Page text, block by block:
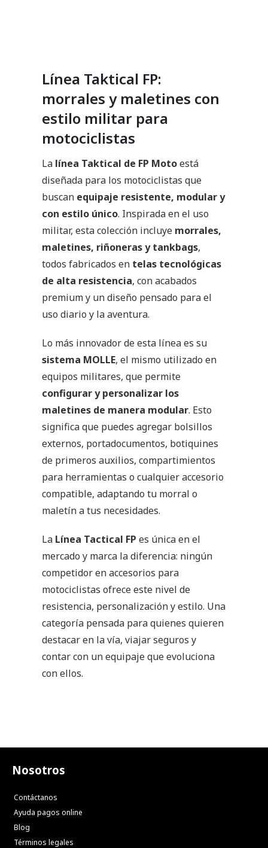
Línea Taktical FP:
morrales y maletines con
estilo militar para
motociclistas
La línea Taktical de FP Motoestá
diseñada para los motociclistas que
buscan equipaje resistente, modular y
con estilo único. Inspirada en el uso
militar, esta colección incluye morrales,
maletines, riñoneras y tankbags,
todos fabricados en telas tecnológicas
de alta resistencia, con acabados
premium y un diseño pensado para el
uso diario y la aventura.
Lo más innovador de esta línea es su
sistema MOLLE, el mismo utilizado en
equipos militares, que permite
configurar y personalizar los
maletines de manera modular. Esto
significa que puedes agregar bolsillos
externos, portadocumentos, botiquines
de primeros auxilios, compartimientos
para herramientas o cualquier accesorio
compatible, adaptando tu morral o
maletín a tus necesidades.
La Línea Tactical FP es única en el
mercado y marca la diferencia: ningún
competidor en accesorios para
motociclistas ofrece este nivel de
resistencia, personalización y estilo. Una
categoría pensada para quienes quieren
destacar en la vía, viajar seguros y
contar con un equipaje que evoluciona
con ellos.
Nosotros
Contáctanos
Ayuda pagos online
Blog
Términos legales